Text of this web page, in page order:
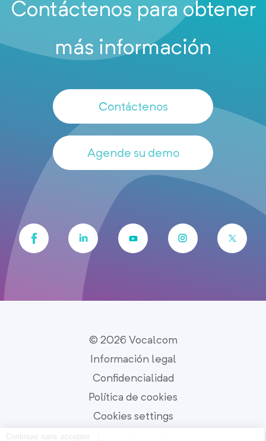
Contáctenos para obtener
más información
Contáctenos
Agende su demo
© 2026 Vocalcom
Información legal
Confidencialidad
Política de cookies
Cookies settings